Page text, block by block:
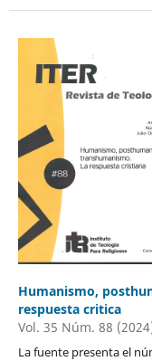
Humanismo,
respuesta critica
Vol. 35 Núm. 88
La fuente presenta el